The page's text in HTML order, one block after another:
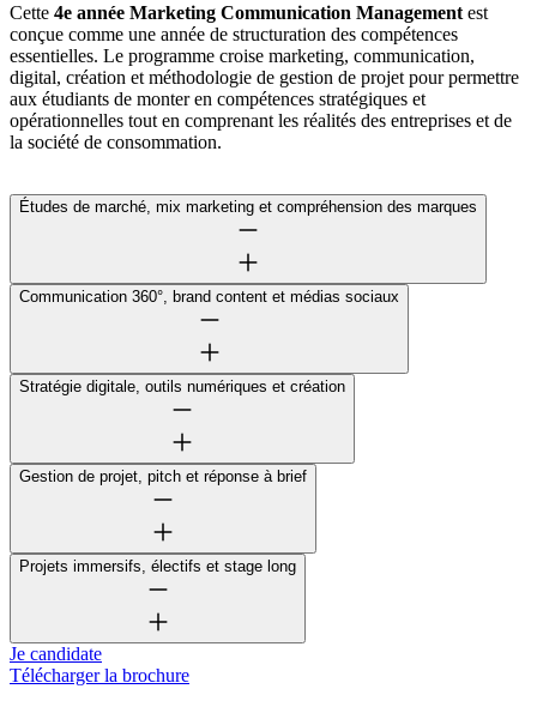
Cette 4e année Marketing Communication Management est
conçue comme une année de structuration des compétences
essentielles. Le programme croise marketing, communication,
digital, création et méthodologie de gestion de projet pour permettre
aux étudiants de monter en compétences stratégiques et
opérationnelles tout en comprenant les réalités des entreprises et de
la société de consommation.
Études de marché, mix marketing et compréhension des marques
Communication 360°, brand content et médias sociaux
Stratégie digitale, outils numériques et création
Gestion de projet, pitch et réponse à brief
Projets immersifs, électifs et stage long
Je candidate
Télécharger la brochure